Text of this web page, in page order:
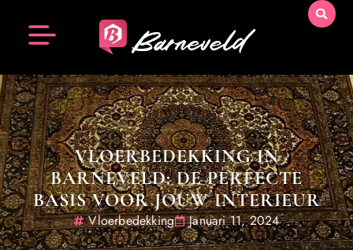
VLOERBEDEKKING IN
BARNEVELD: DE PERFECTE
BASIS VOOR JOUW INTERIEUR
Vloerbedekking Januari 11, 2024